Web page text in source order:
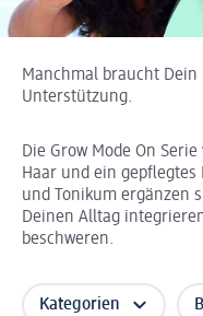
Manchmal braucht
Unterstützung.
Die Grow Mode On
Haar und ein
und Tonikum ergänzen
Deinen Alltag
beschweren.
Kategorien